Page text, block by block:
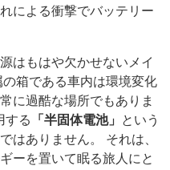
による衝撃でバッテリー
はもはや欠かせないメイ
箱である車内は環境変化
に過酷な場所でもありま
する
「半固体電池」
という
はありません。 それは、
ーを置いて眠る旅人にと